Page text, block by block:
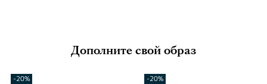
Дополните свой образ
-20% -20%